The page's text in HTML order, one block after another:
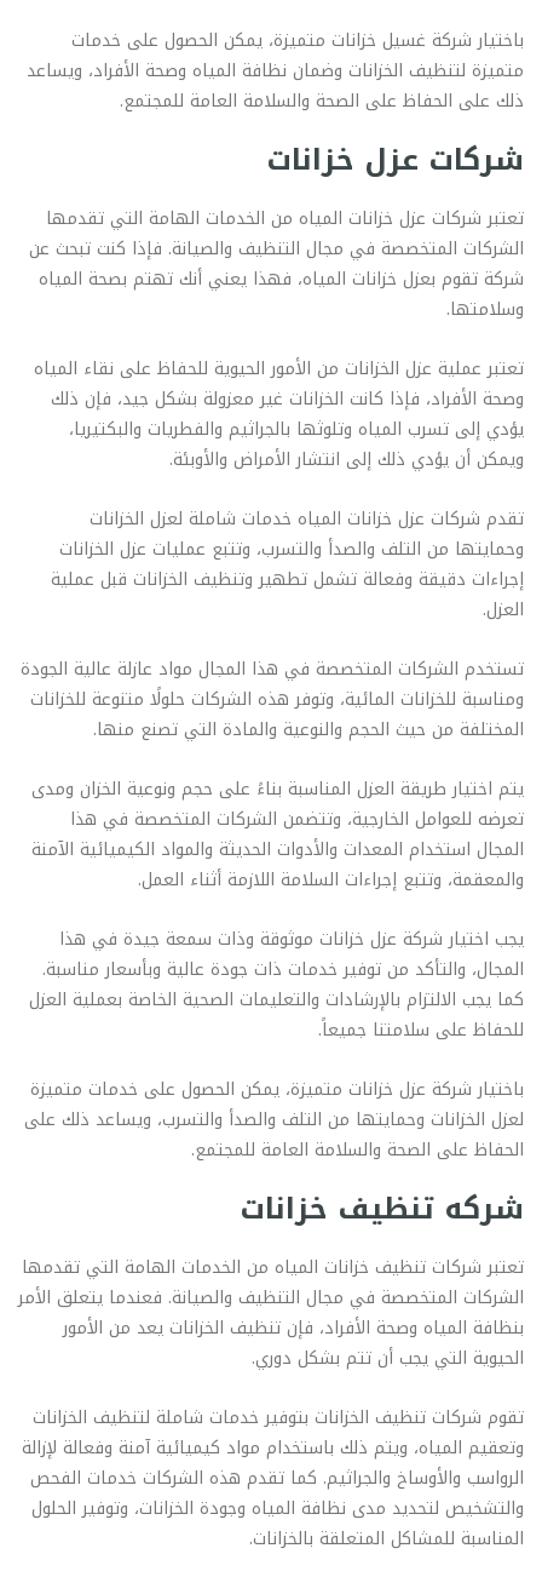
باختيار شركة غسيل خزانات متميزة، يمكن الحصول على خدمات
متميزة لتنظيف الخزانات وضمان نظافة المياه وصحة الأفراد، ويساعد
ذلك على الحفاظ على الصحة والسلامة العامة للمجتمع.
شركات عزل خزانات
تعتبر شركات عزل خزانات المياه من الخدمات الهامة التي تقدمها
الشركات المتخصصة في مجال التنظيف والصيانة. فإذا كنت تبحث عن
شركة تقوم بعزل خزانات المياه، فهذا يعني أنك تهتم بصحة المياه
وسلامتها.
تعتبر عملية عزل الخزانات من الأمور الحيوية للحفاظ على نقاء المياه
وصحة الأفراد، فإذا كانت الخزانات غير معزولة بشكل جيد، فإن ذلك
يؤدي إلى تسرب المياه وتلوثها بالجراثيم والفطريات والبكتيريا،
ويمكن أن يؤدي ذلك إلى انتشار الأمراض والأوبئة.
تقدم شركات عزل خزانات المياه خدمات شاملة لعزل الخزانات
وحمايتها من التلف والصدأ والتسرب، وتتبع عمليات عزل الخزانات
إجراءات دقيقة وفعالة تشمل تطهير وتنظيف الخزانات قبل عملية
العزل.
تستخدم الشركات المتخصصة في هذا المجال مواد عازلة عالية الجودة
ومناسبة للخزانات المائية، وتوفر هذه الشركات حلولًا متنوعة للخزانات
المختلفة من حيث الحجم والنوعية والمادة التي تصنع منها.
يتم اختيار طريقة العزل المناسبة بناءً على حجم ونوعية الخزان ومدى
تعرضه للعوامل الخارجية، وتتضمن الشركات المتخصصة في هذا
المجال استخدام المعدات والأدوات الحديثة والمواد الكيميائية الآمنة
والمعقمة، وتتبع إجراءات السلامة اللازمة أثناء العمل.
يجب اختيار شركة عزل خزانات موثوقة وذات سمعة جيدة في هذا
المجال، والتأكد من توفير خدمات ذات جودة عالية وبأسعار مناسبة.
كما يجب الالتزام بالإرشادات والتعليمات الصحية الخاصة بعملية العزل
للحفاظ على سلامتنا جميعاً.
باختيار شركة عزل خزانات متميزة، يمكن الحصول على خدمات متميزة
لعزل الخزانات وحمايتها من التلف والصدأ والتسرب، ويساعد ذلك على
الحفاظ على الصحة والسلامة العامة للمجتمع.
شركه تنظيف خزانات
تعتبر شركات تنظيف خزانات المياه من الخدمات الهامة التي تقدمها
الشركات المتخصصة في مجال التنظيف والصيانة. فعندما يتعلق الأمر
بنظافة المياه وصحة الأفراد، فإن تنظيف الخزانات يعد من الأمور
الحيوية التي يجب أن تتم بشكل دوري.
تقوم شركات تنظيف الخزانات بتوفير خدمات شاملة لتنظيف الخزانات
وتعقيم المياه، ويتم ذلك باستخدام مواد كيميائية آمنة وفعالة لإزالة
الرواسب والأوساخ والجراثيم. كما تقدم هذه الشركات خدمات الفحص
والتشخيص لتحديد مدى نظافة المياه وجودة الخزانات، وتوفير الحلول
المناسبة للمشاكل المتعلقة بالخزانات.